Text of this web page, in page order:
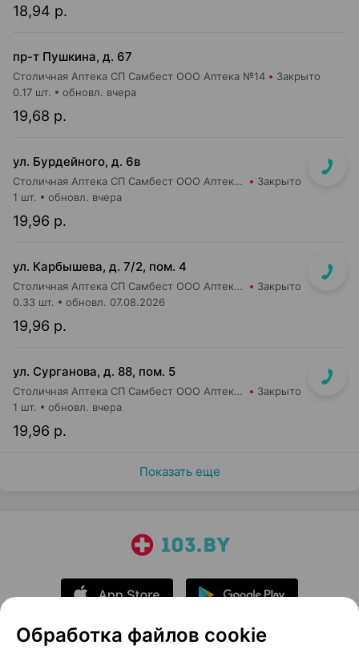
18,94 р.
пр-т Пушкина, д. 67
Столичная Аптека СП Самбест ООО Аптека №14 Закрыто
19,68 р.
0.17 шт. обновл. вчера
ул. Бурдейного, д. 6в
Столичная Аптека СП Самбест ООО Аптека №23 Закрыто
19,96 р.
1 шт. обновл. вчера
ул. Карбышева, д. 7/2, пом. 4
Столичная Аптека СП Самбест ООО Аптека №15 Закрыто
19,96 р.
0.33 шт. обновл. 07.08.2026
ул. Сурганова, д. 88, пом. 5
Столичная Аптека СП Самбест ООО Аптека №3 Закрыто
19,96 р.
1 шт. обновл. вчера
Показать еще
Обработка файлов cookie